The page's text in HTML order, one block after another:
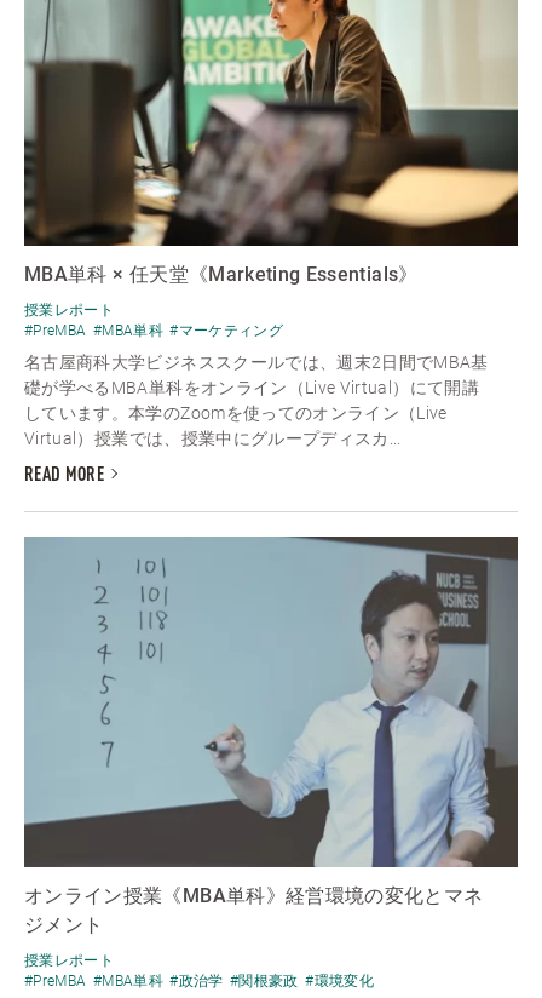
MBA単科 × 任天堂《Marketing Essentials》
授業レポート
#PreMBA #MBA単科 #マーケティング
名古屋商科大学ビジネススクールでは、週末2日間でMBA基
礎が学べるMBA単科をオンライン（Live Virtual）にて開講
しています。本学のZoomを使ってのオンライン（Live
Virtual）授業では、授業中にグループディスカ...
READ MORE
オンライン授業《MBA単科》経営環境の変化とマネ
ジメント
授業レポート
#PreMBA #MBA単科 #政治学 #関根豪政 #環境変化